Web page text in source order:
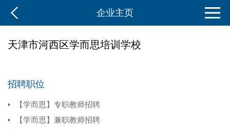
企业主页
天津市河西区学而思培训学校
招聘职位
【学而思】专职教师招聘
【学而思】兼职教师招聘